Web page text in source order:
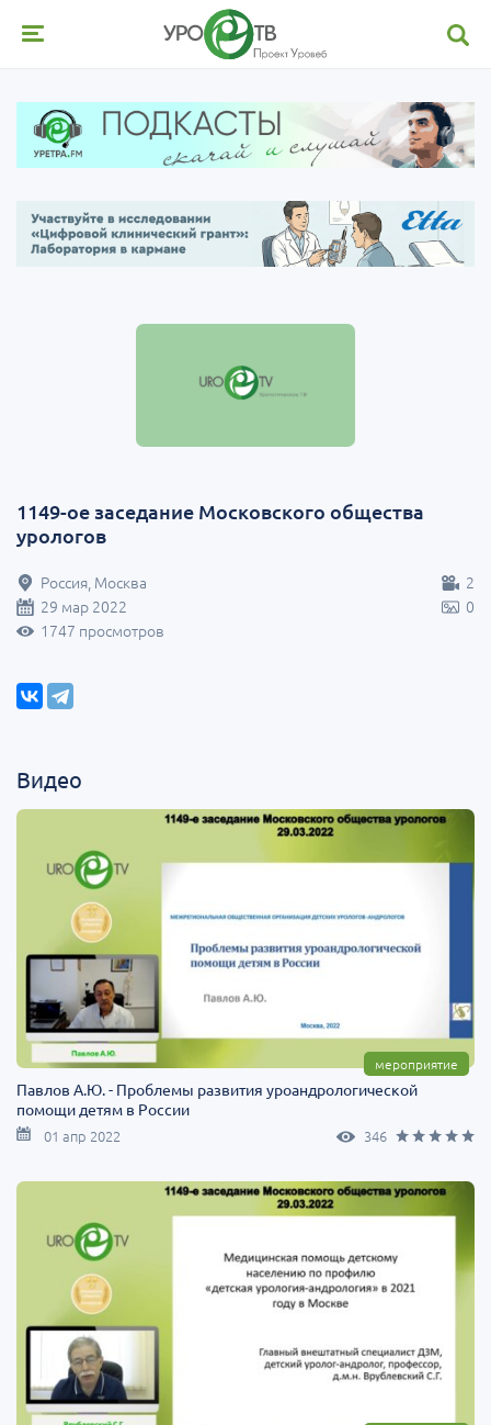
1149-ое заседание Московского общества
урологов
2
Россия, Москва
0
29 мар 2022
1747 просмотров
Видео
мероприятие
Павлов А.Ю. - Проблемы развития уроандрологической
помощи детям в России
01 апр 2022 346